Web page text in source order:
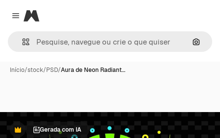
Close menu
Magnific
Início/stock/PSD/Aura de Neon Radiant…
PremiumGerada com IA